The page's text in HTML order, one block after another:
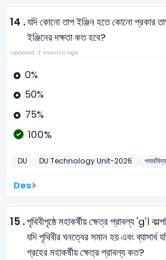
14 .যদি কোনো তাপ ইঞ্জিন হতে কোনো প্রকার
ইঞ্জিনের দক্ষতা কত হবে?
Updated: 3 months ago
0%
50%
75%
100%
DU DU Technology Unit-2026
Des
15 .পৃথিবীপৃষ্ঠে মহাকর্ষীয় ক্ষেত্র প্রাবল্য 'g'।
যদি পৃথিবীর ঘনত্বের সমান হয় এবং
গ্রহের মহাকর্ষীয় ক্ষেত্র প্রাবল্য কত?